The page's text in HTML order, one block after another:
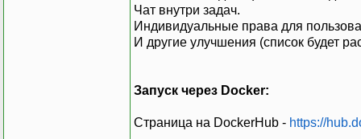
Чат внутри задач.
Индивидуальные права для
И другие улучшения (список будет
Запуск через Docker:
Страница на DockerHub - https://